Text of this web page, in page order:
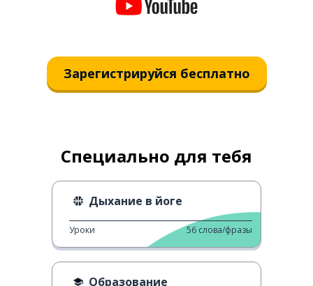
Зарегистрируйся бесплатно
Специально для тебя
Дыхание в йоге
Уроки 56 слова/фразы
Образование